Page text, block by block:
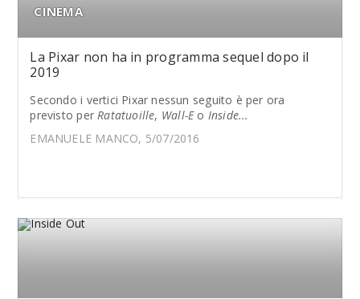
CINEMA
La Pixar non ha in programma sequel dopo il
2019
Secondo i vertici Pixar nessun seguito è per ora
previsto perRatatuoille, Wall-Eo Inside...
EMANUELE MANCO, 5/07/2016